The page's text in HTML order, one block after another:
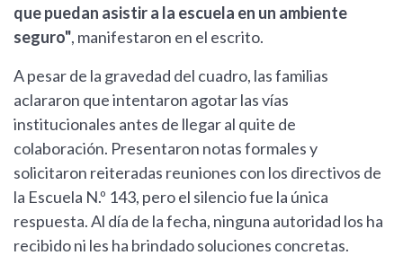
que puedan asistir a la escuela en un ambiente
seguro", manifestaron en el escrito.
A pesar de la gravedad del cuadro, las familias
aclararon que intentaron agotar las vías
institucionales antes de llegar al quite de
colaboración. Presentaron notas formales y
solicitaron reiteradas reuniones con los directivos de
la Escuela N.º 143, pero el silencio fue la única
respuesta. Al día de la fecha, ninguna autoridad los ha
recibido ni les ha brindado soluciones concretas.